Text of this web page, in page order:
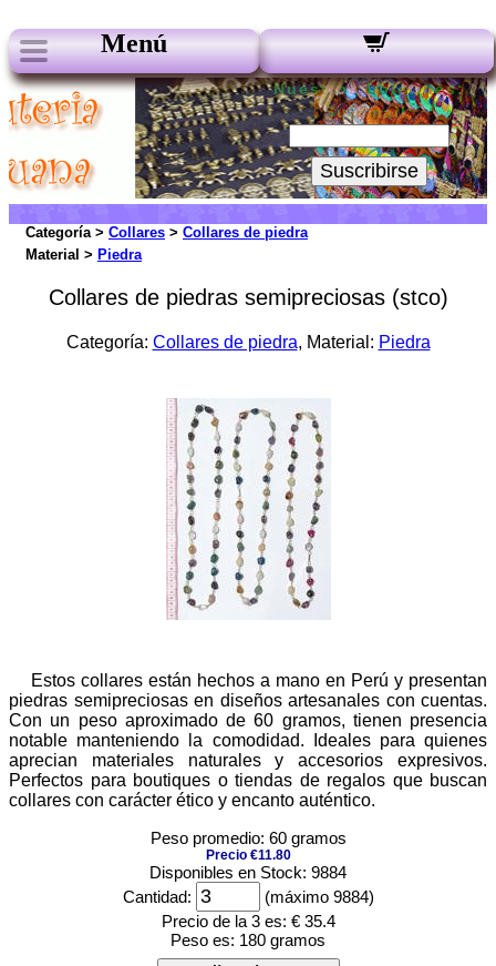
Menú
Nuestros boletines:
Su Email:
Suscribirse
Categoría > Collares > Collares de piedra
Material > Piedra
Collares de piedras semipreciosas (stco)
Categoría: Collares de piedra, Material: Piedra
Estos collares están hechos a mano en Perú y presentan
piedras semipreciosas en diseños artesanales con cuentas.
Con un peso aproximado de 60 gramos, tienen presencia
notable manteniendo la comodidad. Ideales para quienes
aprecian materiales naturales y accesorios expresivos.
Perfectos para boutiques o tiendas de regalos que buscan
collares con carácter ético y encanto auténtico.
Peso promedio: 60 gramos
Precio €11.80
Disponibles en Stock: 9884
Cantidad:
(máximo 9884)
Precio de la 3 es: € 35.4
Peso es: 180 gramos